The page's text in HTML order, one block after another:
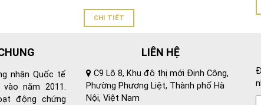
CHI TIẾT
nhận Quốc tế
năm 2011.
động chứng
LIÊN HỆ
C9 Lô 8, Khu đô thị mới Định Công,
Phường Phương Liệt, Thành phố Hà
Nội, Việt Nam